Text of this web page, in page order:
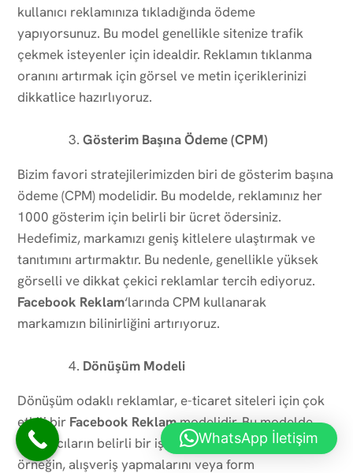
kullanıcı reklamınıza tıkladığında ödeme
yapıyorsunuz. Bu model genellikle sitenize trafik
çekmek isteyenler için idealdir. Reklamın tıklanma
oranını artırmak için görsel ve metin içeriklerinizi
dikkatlice hazırlıyoruz.
Gösterim Başına Ödeme (CPM)
Bizim favori stratejilerimizden biri de gösterim başına
ödeme (CPM) modelidir. Bu modelde, reklamınız her
1000 gösterim için belirli bir ücret ödersiniz.
Hedefimiz, markamızı geniş kitlelere ulaştırmak ve
tanıtımını artırmaktır. Bu nedenle, genellikle yüksek
görselli ve dikkat çekici reklamlar tercih ediyoruz.
Facebook Reklam‘larında CPM kullanarak
markamızın bilinirliğini artırıyoruz.
Dönüşüm Modeli
Dönüşüm odaklı reklamlar, e-ticaret siteleri için çok
etkili bir Facebook Reklammodelidir. Bu modelde,
kullanıcıların belirli bir işlem yapmalarını hedefleriz;
örneğin, alışveriş yapmalarını veya form
WhatsApp İletişim